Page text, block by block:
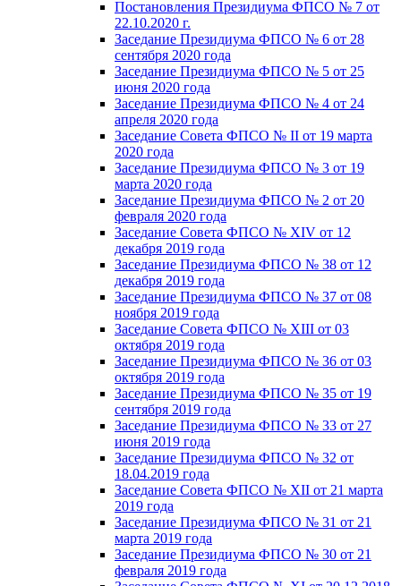
Постановления Президиума ФПСО № 7 от
22.10.2020 г.
Заседание Президиума ФПСО № 6 от 28
сентября 2020 года
Заседание Президиума ФПСО № 5 от 25
июня 2020 года
Заседание Президиума ФПСО № 4 от 24
апреля 2020 года
Заседание Совета ФПСО № II от 19 марта
2020 года
Заседание Президиума ФПСО № 3 от 19
марта 2020 года
Заседание Президиума ФПСО № 2 от 20
февраля 2020 года
Заседание Совета ФПСО № XIV от 12
декабря 2019 года
Заседание Президиума ФПСО № 38 от 12
декабря 2019 года
Заседание Президиума ФПСО № 37 от 08
ноября 2019 года
Заседание Совета ФПСО № XIII от 03
октября 2019 года
Заседание Президиума ФПСО № 36 от 03
октября 2019 года
Заседание Президиума ФПСО № 35 от 19
сентября 2019 года
Заседание Президиума ФПСО № 33 от 27
июня 2019 года
Заседание Президиума ФПСО № 32 от
18.04.2019 года
Заседание Совета ФПСО № XII от 21 марта
2019 года
Заседание Президиума ФПСО № 31 от 21
марта 2019 года
Заседание Президиума ФПСО № 30 от 21
февраля 2019 года